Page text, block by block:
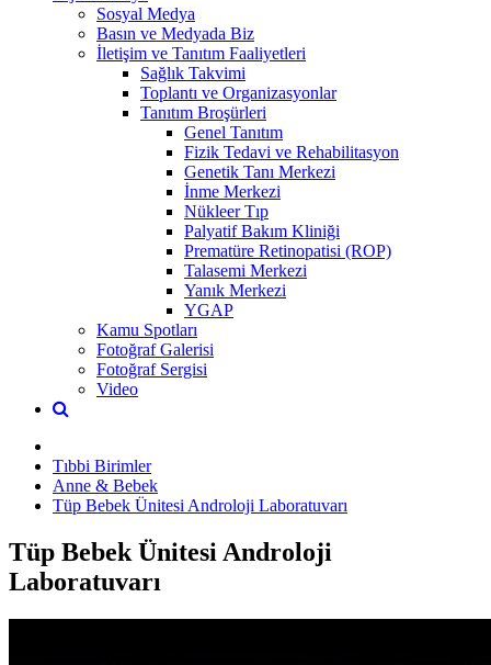
Sosyal Medya
Basın ve Medyada Biz
İletişim ve Tanıtım Faaliyetleri
Sağlık Takvimi
Toplantı ve Organizasyonlar
Tanıtım Broşürleri
Genel Tanıtım
Fizik Tedavi ve Rehabilitasyon
Genetik Tanı Merkezi
İnme Merkezi
Nükleer Tıp
Palyatif Bakım Kliniği
Prematüre Retinopatisi (ROP)
Talasemi Merkezi
Yanık Merkezi
YGAP
Kamu Spotları
Fotoğraf Galerisi
Fotoğraf Sergisi
Video
Tıbbi Birimler
Anne & Bebek
Tüp Bebek Ünitesi Androloji Laboratuvarı
Tüp Bebek Ünitesi Androloji
Laboratuvarı